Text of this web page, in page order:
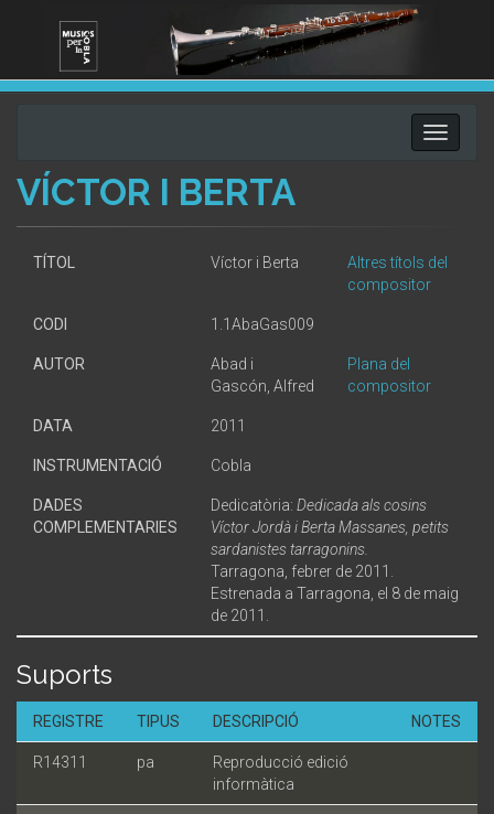
Toggle
VÍCTOR I BERTA
TÍTOL Víctor i Berta
Altres títols del
compositor
CODI 1.1AbaGas009
AUTOR
Abad i
Gascón, Alfred
Plana del
compositor
DATA 2011
INSTRUMENTACIÓ Cobla
DADES
COMPLEMENTARIES
Dedicatòria: Dedicada als cosins
Víctor Jordà i Berta Massanes, petits
sardanistes tarragonins.
Tarragona, febrer de 2011.
Estrenada a Tarragona, el 8 de maig
de 2011.
Suports
REGISTRE TIPUS DESCRIPCIÓ NOTES
R14311 pa
Reproducció edició
informàtica